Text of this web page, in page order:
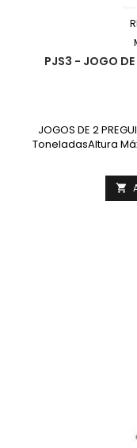
PJS3 - JOGO DE
JOGOS DE 2
ToneladasAltura
